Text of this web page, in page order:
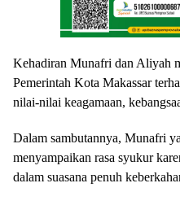
Kehadiran Munafri dan Aliyah
Pemerintah Kota Makassar
nilai-nilai keagamaan,
Dalam sambutannya, Munafri
menyampaikan rasa syukur
dalam suasana penuh